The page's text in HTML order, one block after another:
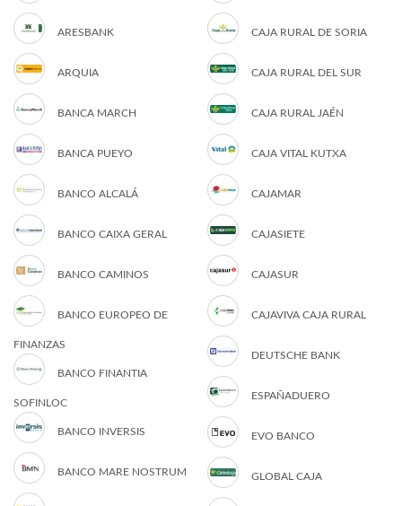
ARESBANK
ARQUIA
BANCA MARCH
BANCA PUEYO
BANCO ALCALÁ
BANCO CAIXA GERAL
BANCO CAMINOS
BANCO EUROPEO DE
FINANZAS
BANCO FINANTIA
SOFINLOC
BANCO INVERSIS
BANCO MARE NOSTRUM
CAJA RURAL DE SORIA
CAJA RURAL DEL SUR
CAJA RURAL JAÉN
CAJA VITAL KUTXA
CAJAMAR
CAJASIETE
CAJASUR
CAJAVIVA CAJA RURAL
DEUTSCHE BANK
ESPAÑADUERO
EVO BANCO
GLOBAL CAJA